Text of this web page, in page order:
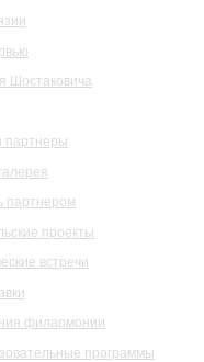
Шостаковича
партнеры
партнером
проекты
встречи
филармонии
программы